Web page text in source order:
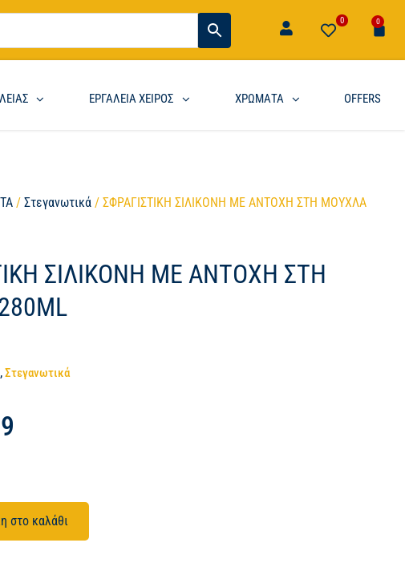
0 0
ΕΡΓΑΛΕΙΑ ΧΕΙΡΟΣ ΧΡΩΜΑΤΑ OFFERS
/Στεγανωτικά / ΣΦΡΑΓΙΣΤΙΚΗ ΣΙΛΙΚΟΝΗ ΜΕ ΑΝΤΟΧΗ ΣΤΗ ΜΟΥΧΛΑ
ΣΙΛΙΚΟΝΗ ΜΕ ΑΝΤΟΧΗ ΣΤΗ
,Στεγανωτικά
στο καλάθι